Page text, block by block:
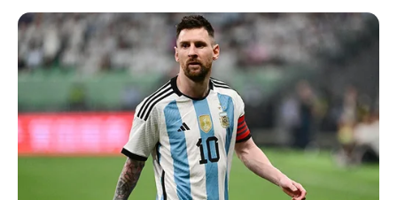
EJE CAFETERO
Preocupación en
Risaralda: el calor ya
marchita cafetales y pone
en riesgo a más de 19.000
familias